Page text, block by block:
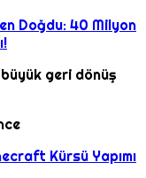
Doğdu: 40 Milyon
büyük geri dönüş
Kürsü Yapımı